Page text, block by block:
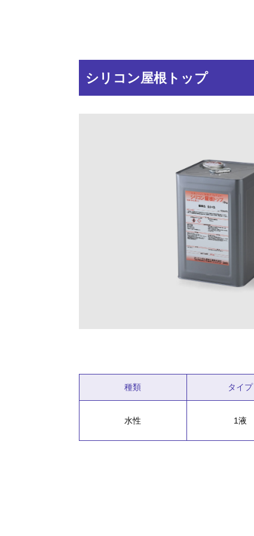
シリコン屋根トップ
種類
水性
タイプ
1液